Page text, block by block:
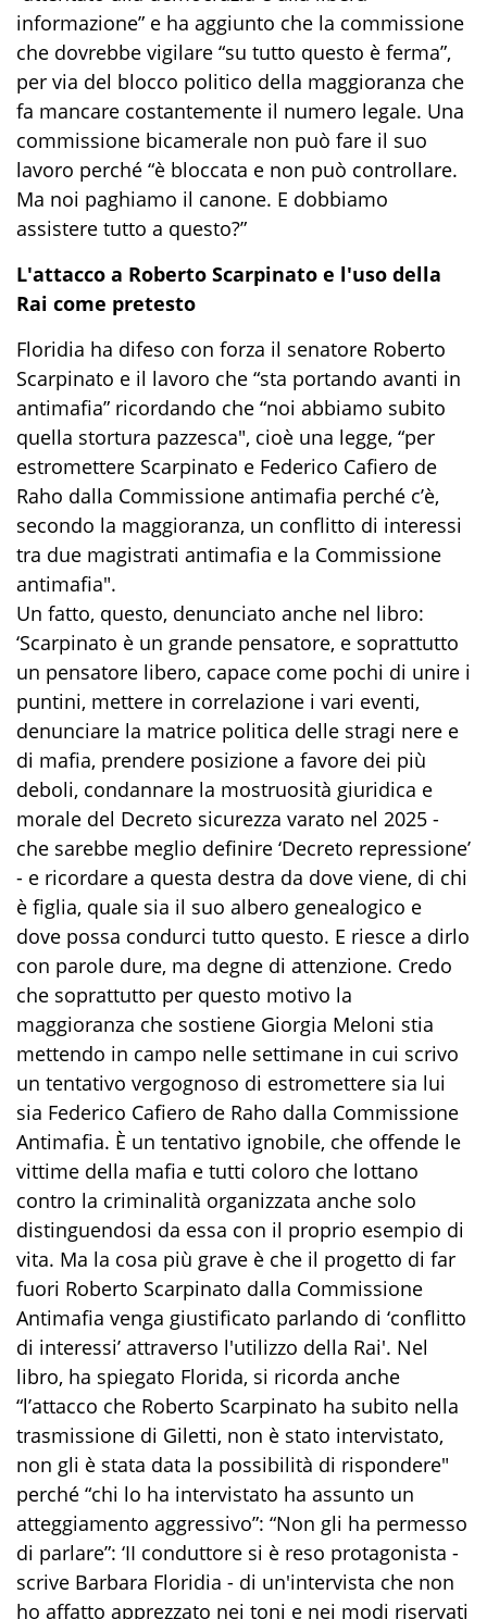
informazione” e ha aggiunto che la commissione
che dovrebbe vigilare “su tutto questo è ferma”,
per via del blocco politico della maggioranza che
fa mancare costantemente il numero legale. Una
commissione bicamerale non può fare il suo
lavoro perché “è bloccata e non può controllare.
Ma noi paghiamo il canone. E dobbiamo
assistere tutto a questo?”
L'attacco a Roberto Scarpinato e l'uso della
Rai come pretesto
Floridia ha difeso con forza il senatore Roberto
Scarpinato e il lavoro che “sta portando avanti in
antimafia” ricordando che “noi abbiamo subito
quella stortura pazzesca", cioè una legge, “per
estromettere Scarpinato e Federico Cafiero de
Raho dalla Commissione antimafia perché c’è,
secondo la maggioranza, un conflitto di interessi
tra due magistrati antimafia e la Commissione
antimafia".
Un fatto, questo, denunciato anche nel libro:
‘Scarpinato è un grande pensatore, e soprattutto
un pensatore libero, capace come pochi di unire i
puntini, mettere in correlazione i vari eventi,
denunciare la matrice politica delle stragi nere e
di mafia, prendere posizione a favore dei più
deboli, condannare la mostruosità giuridica e
morale del Decreto sicurezza varato nel 2025 -
che sarebbe meglio definire ‘Decreto repressione’
- e ricordare a questa destra da dove viene, di chi
è figlia, quale sia il suo albero genealogico e
dove possa condurci tutto questo. E riesce a dirlo
con parole dure, ma degne di attenzione. Credo
che soprattutto per questo motivo la
maggioranza che sostiene Giorgia Meloni stia
mettendo in campo nelle settimane in cui scrivo
un tentativo vergognoso di estromettere sia lui
sia Federico Cafiero de Raho dalla Commissione
Antimafia. È un tentativo ignobile, che offende le
vittime della mafia e tutti coloro che lottano
contro la criminalità organizzata anche solo
distinguendosi da essa con il proprio esempio di
vita. Ma la cosa più grave è che il progetto di far
fuori Roberto Scarpinato dalla Commissione
Antimafia venga giustificato parlando di ‘conflitto
di interessi’ attraverso l'utilizzo della Rai'. Nel
libro, ha spiegato Florida, si ricorda anche
“l’attacco che Roberto Scarpinato ha subito nella
trasmissione di Giletti, non è stato intervistato,
non gli è stata data la possibilità di rispondere"
perché “chi lo ha intervistato ha assunto un
atteggiamento aggressivo”: “Non gli ha permesso
di parlare”: ‘II conduttore si è reso protagonista -
scrive Barbara Floridia - di un'intervista che non
ho affatto apprezzato nei toni e nei modi riservati